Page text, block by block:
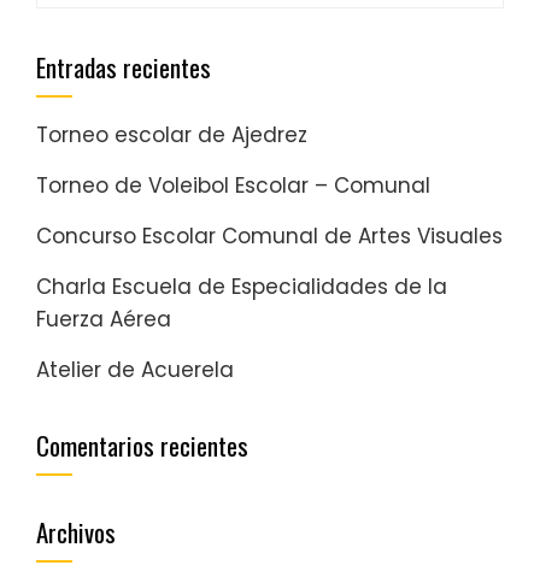
Entradas recientes
Torneo escolar de Ajedrez
Torneo de Voleibol Escolar – Comunal
Concurso Escolar Comunal de Artes Visuales
Charla Escuela de Especialidades de la
Fuerza Aérea
Atelier de Acuerela
Comentarios recientes
Archivos